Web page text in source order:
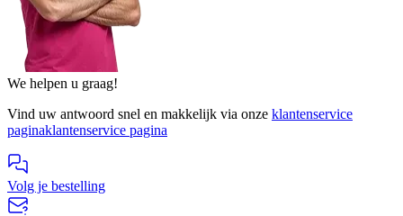
We helpen u graag!
Vind uw antwoord snel en makkelijk via onze klantenservice
paginaklantenservice pagina
Volg je bestelling